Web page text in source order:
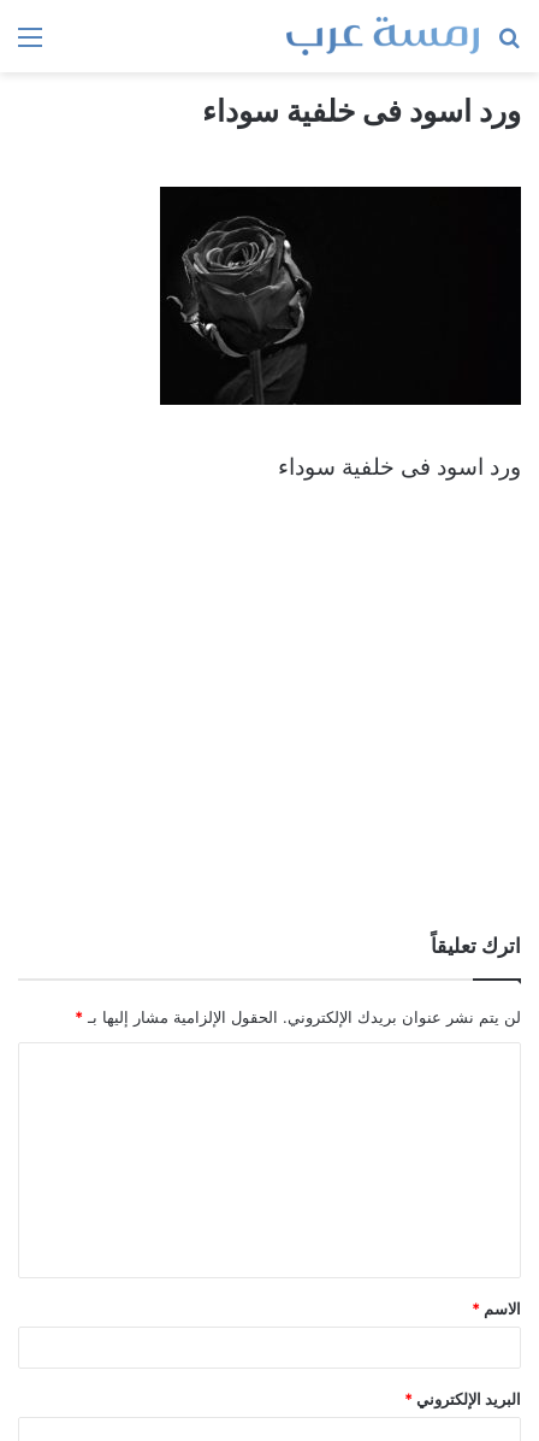
بحث
ورد اسود فى خلفية سوداء
ورد اسود فى خلفية سوداء
اترك تعليقاً
لن يتم نشر عنوان بريدك الإلكتروني. الحقول الإلزامية مشار إليها بـ *
ق
*
الاسم *
البريد الإلكتروني *